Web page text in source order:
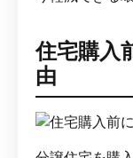
住宅購入
由